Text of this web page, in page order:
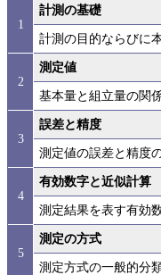
1
計測の基礎
計測の目的ならびに
2
測定値
基本量と組立量の関
3
誤差と精度
測定値の誤差と精度
4
有効数字と近似計算
測定結果を表す有効
5
測定の方式
測定方式の一般的分